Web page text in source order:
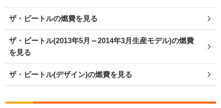
ザ・ビートルの燃費を見る
ザ・ビートル(2013年5月～2014年3月生産モデル)の燃費
を見る
ザ・ビートル(デザイン)の燃費を見る